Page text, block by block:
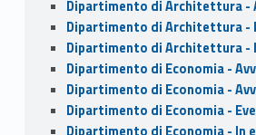
Dipartimento di Architettura -
Dipartimento di Architettura -
Dipartimento di Architettura -
Dipartimento di Economia -
Dipartimento di Economia -
Dipartimento di Economia -